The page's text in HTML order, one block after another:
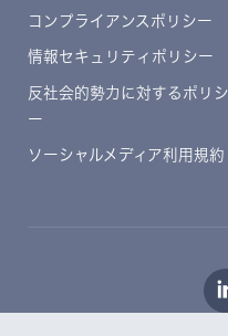
コンプライアンスポリシー
情報セキュリティポリシー
反社会的勢力に対するポリシ
ー
ソーシャルメディア利用規約